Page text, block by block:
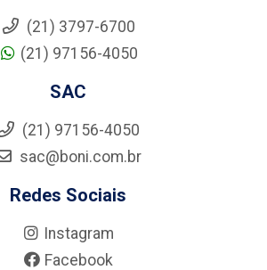
(21) 3797-6700
(21) 97156-4050
SAC
(21) 97156-4050
sac@boni.com.br
Redes Sociais
Instagram
Facebook